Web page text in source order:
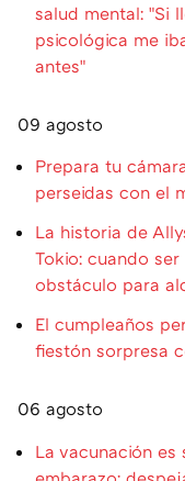
salud mental: "Si
psicológica me
antes"
09 agosto
Prepara tu
perseidas con el
La historia de
Tokio: cuando
obstáculo para
El cumpleaños
fiestón sorpresa
06 agosto
La vacunación